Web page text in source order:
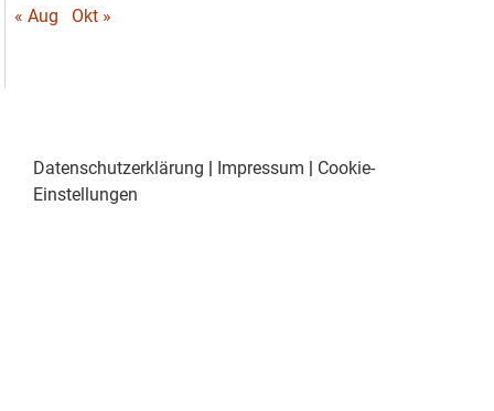
« Aug
Okt »
Datenschutzerklärung | Impressum | Cookie-
Einstellungen